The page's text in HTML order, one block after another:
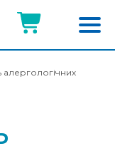
алергологічних